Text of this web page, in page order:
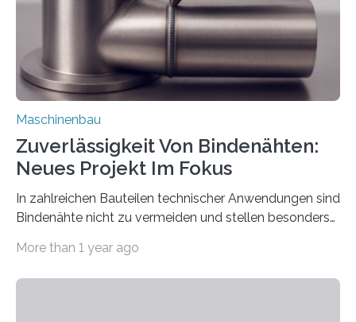
vom 23. bis 25. September in Nürnberg…
Maschinenbau
Zuverlässigkeit Von Bindenähten:
Neues Projekt Im Fokus
In zahlreichen Bauteilen technischer Anwendungen sind
Bindenähte nicht zu vermeiden und stellen besonders
Matrixmaterials eine große Herausforderung dar.
More than 1 year ago